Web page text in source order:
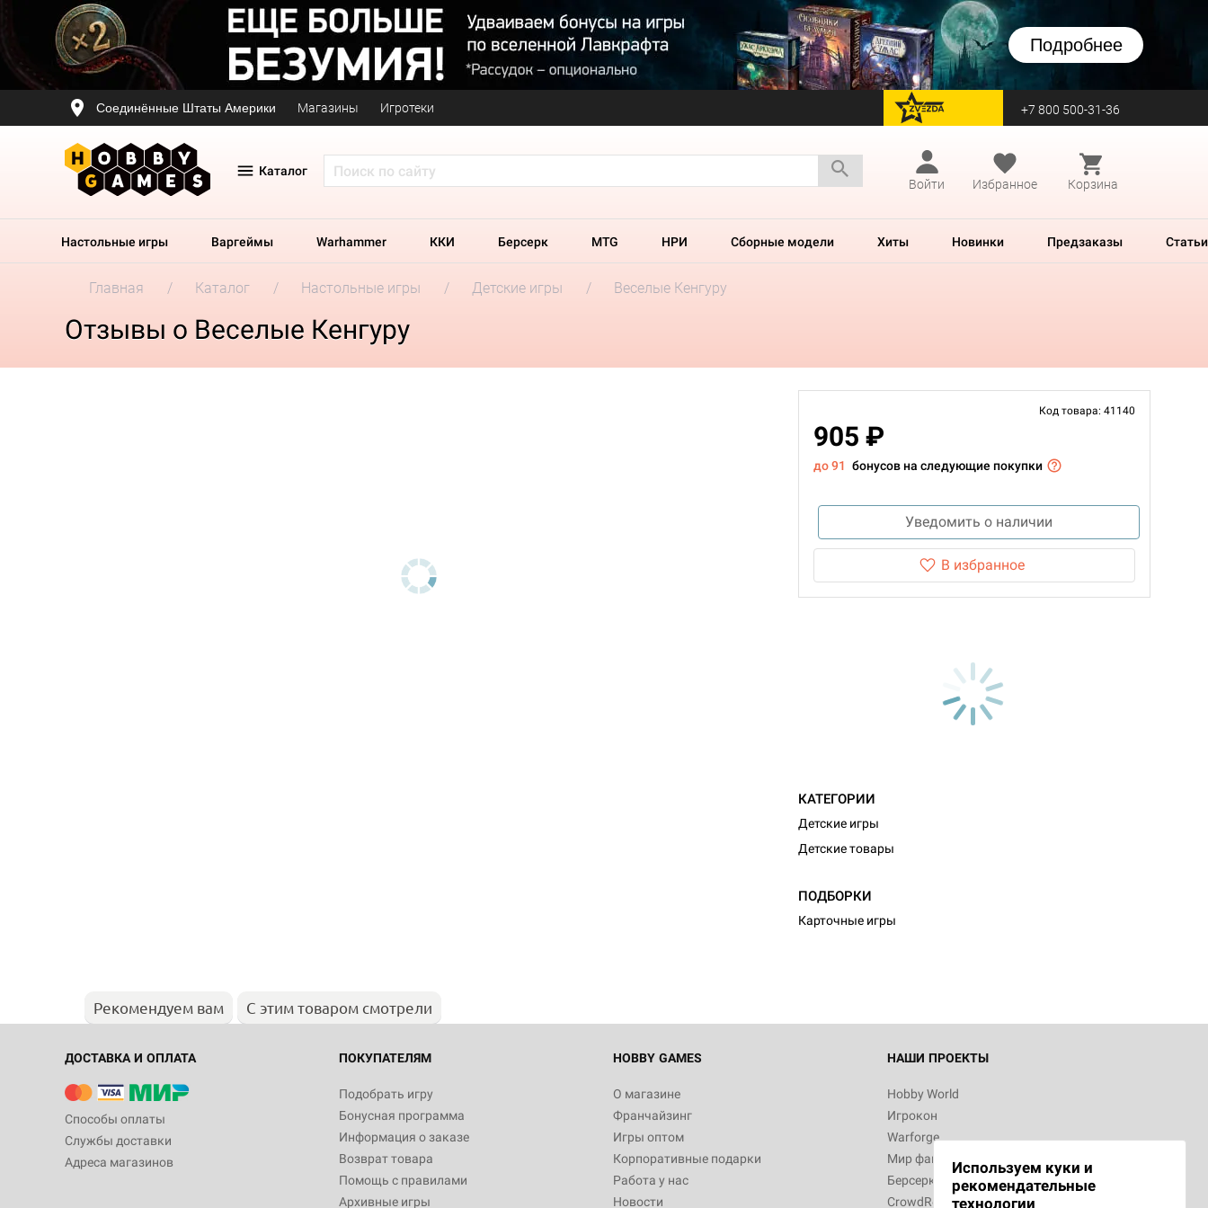
Подробнее
Соединённые Штаты Америки Магазины Игротеки перейти на Zvezda +7 800 500-31-36
Каталог
Войти
Избранное Корзина
Настольные игры Варгеймы Warhammer ККИ Берсерк MTG НРИ Сборные модели Хиты Новинки Предзаказы Статьи
Главная Каталог Настольные игры Детские игры Веселые Кенгуру
Отзывы о Веселые Кенгуру
Код товара: 41140
905 ₽
до 91 бонусов на следующие покупки
Уведомить о наличии
В избранное
КАТЕГОРИИ
Детские игры
Детские товары
ПОДБОРКИ
Карточные игры
Рекомендуем вам С этим товаром смотрели
ДОСТАВКА И ОПЛАТА
Способы оплаты
Службы доставки
Адреса магазинов
ПОКУПАТЕЛЯМ
Подобрать игру
Бонусная программа
Информация о заказе
Возврат товара
Помощь с правилами
Архивные игры
HOBBY GAMES
О магазине
Франчайзинг
Игры оптом
Корпоративные подарки
Работа у нас
Новости
НАШИ ПРОЕКТЫ
Hobby World
Игрокон
Warforge
Мир фантастики
Берсерк
CrowdRepublic
Используем куки и
рекомендательные
технологии